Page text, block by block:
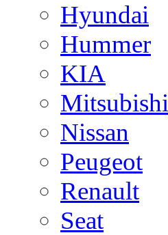
Hyundai
Hummer
KIA
Mitsubishi
Nissan
Peugeot
Renault
Seat